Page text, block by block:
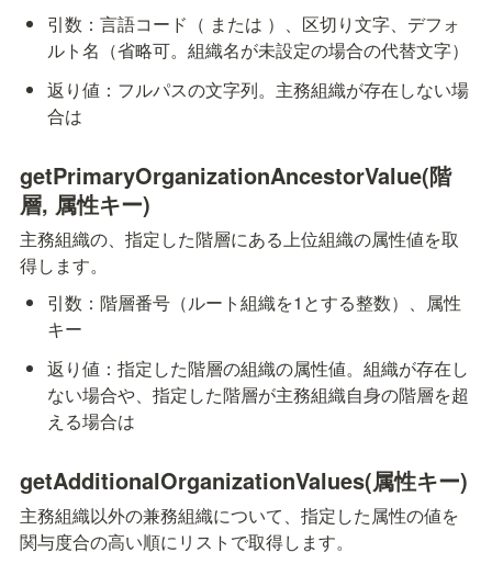
引数：言語コード（ または ）、区切り文字、デフォ
ルト名（省略可。組織名が未設定の場合の代替文字）
返り値：フルパスの文字列。主務組織が存在しない場
合は
getPrimaryOrganizationAncestorValue(階
層, 属性キー)
主務組織の、指定した階層にある上位組織の属性値を取
得します。
引数：階層番号（ルート組織を1とする整数）、属性
キー
返り値：指定した階層の組織の属性値。組織が存在し
ない場合や、指定した階層が主務組織自身の階層を超
える場合は
getAdditionalOrganizationValues(属性キー)
主務組織以外の兼務組織について、指定した属性の値を
関与度合の高い順にリストで取得します。